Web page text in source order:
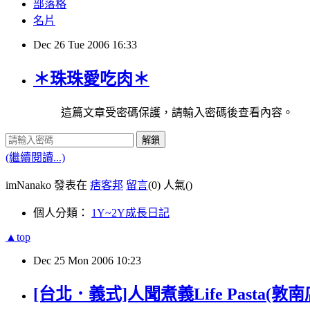
部落格
名片
Dec 26 Tue 2006 16:33
＊珠珠愛吃肉＊
這篇文章受密碼保護，請輸入密碼後查看內容。
解鎖
(繼續閱讀...)
imNanako 發表在 痞客邦 留言(0) 人氣()
個人分類： 1Y~2Y成長日記
▲top
Dec 25 Mon 2006 10:23
[台北．義式]人聞煮義Life Pasta(敦南